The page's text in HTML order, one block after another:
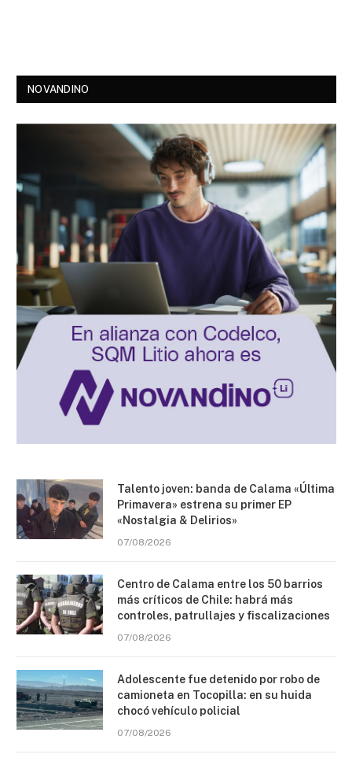
NOVANDINO
Talento joven: banda de Calama «Última
Primavera» estrena su primer EP
«Nostalgia & Delirios»
07/08/2026
Centro de Calama entre los 50 barrios
más críticos de Chile: habrá más
controles, patrullajes y fiscalizaciones
07/08/2026
Adolescente fue detenido por robo de
camioneta en Tocopilla: en su huida
chocó vehículo policial
07/08/2026